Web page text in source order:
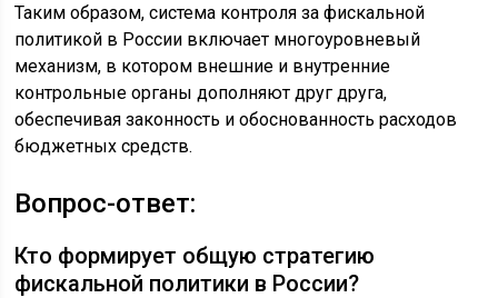
Таким образом, система контроля за фискальной
политикой в России включает многоуровневый
механизм, в котором внешние и внутренние
контрольные органы дополняют друг друга,
обеспечивая законность и обоснованность расходов
бюджетных средств.
Вопрос-ответ:
Кто формирует общую стратегию
фискальной политики в России?